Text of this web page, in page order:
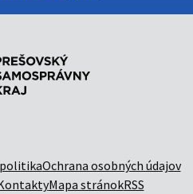
Ochrana osobných údajov
Mapa stránokRSS